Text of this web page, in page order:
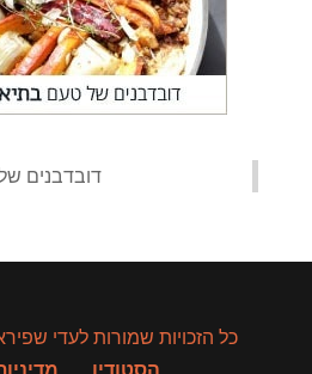
‏דובדבנים
כל הזכויות שמורות לעדי